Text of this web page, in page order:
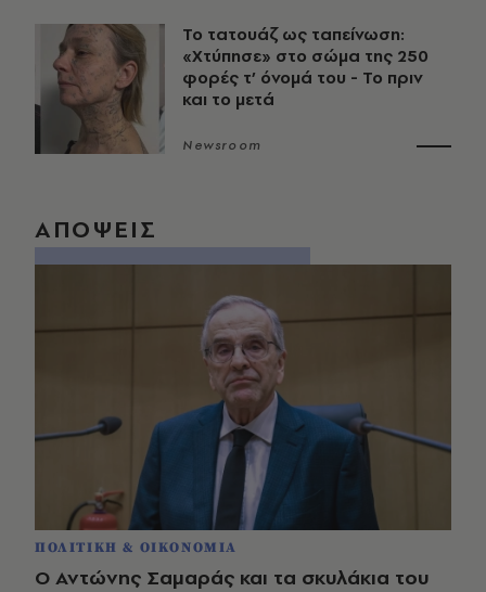
Το τατουάζ ως ταπείνωση:
«Χτύπησε» στο σώμα της 250
φορές τ’ όνομά του - Το πριν
και το μετά
Newsroom
ΑΠΟΨΕΙΣ
ΠΟΛΙΤΙΚΗ & ΟΙΚΟΝΟΜΙΑ
Ο Αντώνης Σαμαράς και τα σκυλάκια του